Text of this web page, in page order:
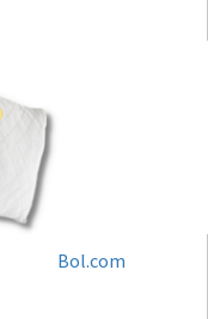
Bol.com